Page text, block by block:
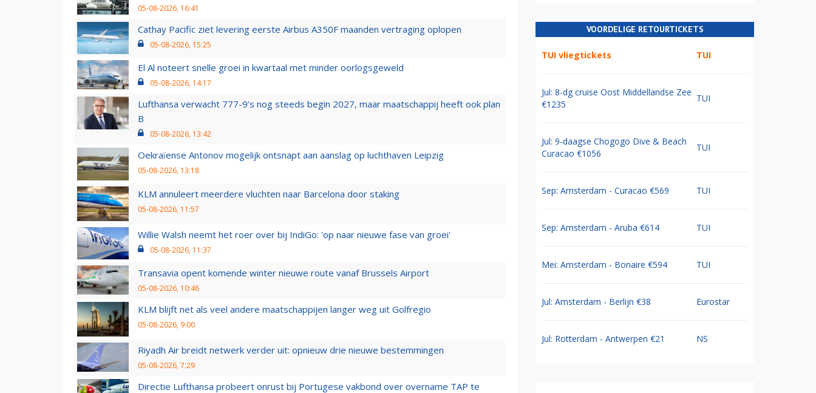
05-08-2026, 16:41
Cathay Pacific ziet levering eerste Airbus A350F maanden vertraging oplopen
05-08-2026, 15:25
El Al noteert snelle groei in kwartaal met minder oorlogsgeweld
05-08-2026, 14:17
Lufthansa verwacht 777-9’s nog steeds begin 2027, maar maatschappij heeft ook plan
B
05-08-2026, 13:42
Oekraïense Antonov mogelijk ontsnapt aan aanslag op luchthaven Leipzig
05-08-2026, 13:18
KLM annuleert meerdere vluchten naar Barcelona door staking
05-08-2026, 11:57
Willie Walsh neemt het roer over bij IndiGo: 'op naar nieuwe fase van groei'
05-08-2026, 11:37
Transavia opent komende winter nieuwe route vanaf Brussels Airport
05-08-2026, 10:46
KLM blijft net als veel andere maatschappijen langer weg uit Golfregio
05-08-2026, 9:00
Riyadh Air breidt netwerk verder uit: opnieuw drie nieuwe bestemmingen
05-08-2026, 7:29
Directie Lufthansa probeert onrust bij Portugese vakbond over overname TAP te
VOORDELIGE RETOURTICKETS
TUI vliegtickets TUI
Jul: 8-dg cruise Oost Middellandse Zee
€1235
TUI
Jul: 9-daagse Chogogo Dive & Beach
Curacao €1056
TUI
Sep: Amsterdam - Curacao €569 TUI
Sep: Amsterdam - Aruba €614 TUI
Mei: Amsterdam - Bonaire €594 TUI
Jul: Amsterdam - Berlijn €38 Eurostar
Jul: Rotterdam - Antwerpen €21 NS